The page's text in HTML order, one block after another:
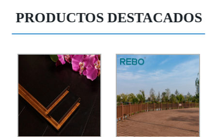
PRODUCTOS DESTACADOS